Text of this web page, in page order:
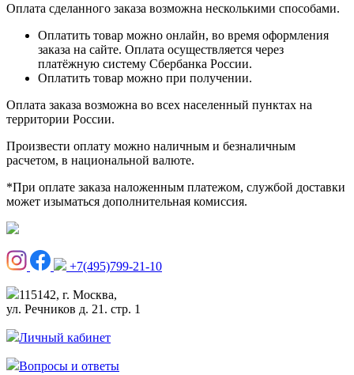
Оплата сделанного заказа возможна несколькими способами.
Оплатить товар можно онлайн, во время оформления
заказа на сайте. Оплата осуществляется через
платёжную систему Сбербанка России.
Оплатить товар можно при получении.
Оплата заказа возможна во всех населенный пунктах на
территории России.
Произвести оплату можно наличным и безналичным
расчетом, в национальной валюте.
*При оплате заказа наложенным платежом, службой доставки
может изыматься дополнительная комиссия.
+7(495)799-21-10
115142, г. Москва,
ул. Речников д. 21. стр. 1
Личный кабинет
Вопросы и ответы